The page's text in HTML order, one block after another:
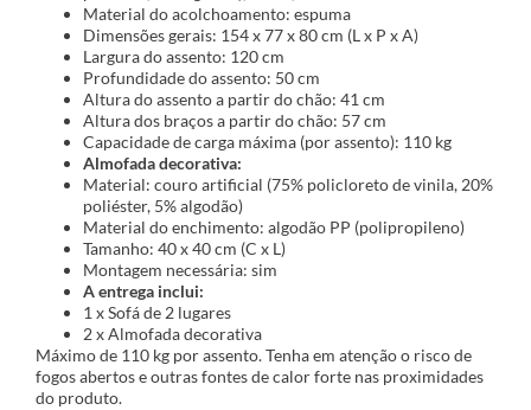
Material do acolchoamento: espuma
Dimensões gerais: 154 x 77 x 80 cm (L x P x A)
Largura do assento: 120 cm
Profundidade do assento: 50 cm
Altura do assento a partir do chão: 41 cm
Altura dos braços a partir do chão: 57 cm
Capacidade de carga máxima (por assento): 110 kg
Almofada decorativa:
Material: couro artificial (75% policloreto de vinila, 20%
poliéster, 5% algodão)
Material do enchimento: algodão PP (polipropileno)
Tamanho: 40 x 40 cm (C x L)
Montagem necessária: sim
A entrega inclui:
1 x Sofá de 2 lugares
2 x Almofada decorativa
Máximo de 110 kg por assento. Tenha em atenção o risco de
fogos abertos e outras fontes de calor forte nas proximidades
do produto.